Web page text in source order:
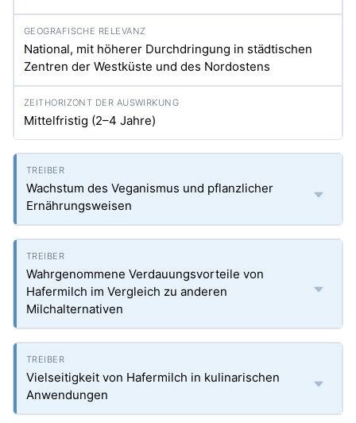
National, mit höherer Durchdringung in städtischen
Zentren der Westküste und des Nordostens
Mittelfristig (2–4 Jahre)
Wachstum des Veganismus und pflanzlicher
Ernährungsweisen
Wahrgenommene Verdauungsvorteile von
Hafermilch im Vergleich zu anderen
Milchalternativen
Vielseitigkeit von Hafermilch in kulinarischen
Anwendungen